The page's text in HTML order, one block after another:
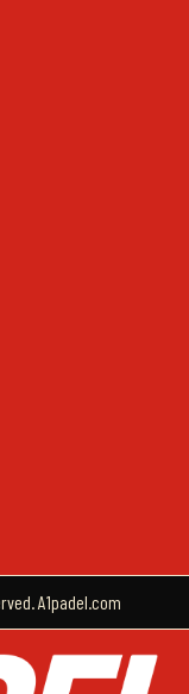
A1padel.com